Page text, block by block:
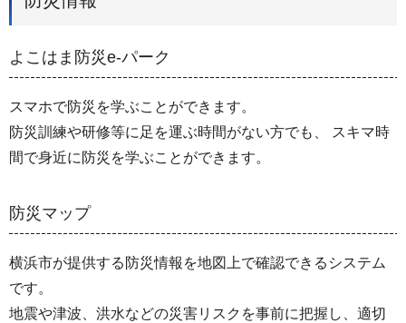
よこはま防災e-パーク
スマホで防災を学ぶことができます。
防災訓練や研修等に足を運ぶ時間がない方でも、 スキマ時
間で身近に防災を学ぶことができます。
防災マップ
横浜市が提供する防災情報を地図上で確認できるシステム
です。
地震や津波、洪水などの災害リスクを事前に把握し、適切